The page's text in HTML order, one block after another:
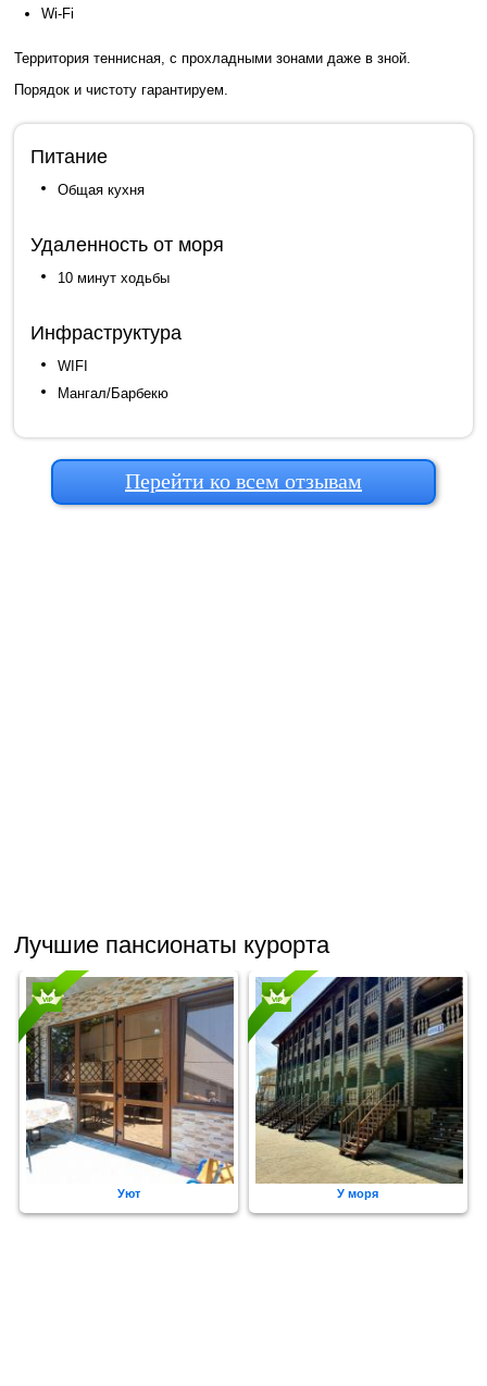
Wi-Fi
Территория теннисная, с прохладными зонами даже в зной.
Порядок и чистоту гарантируем.
Питание
Общая кухня
Удаленность от моря
10 минут ходьбы
Инфраструктура
WIFI
Мангал/Барбекю
Перейти ко всем отзывам
Лучшие пансионаты курорта
Уют У моря